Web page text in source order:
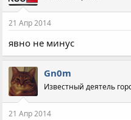
21 Апр 2014
явно не минус
Gn0m
Известный деятель
21 Апр 2014